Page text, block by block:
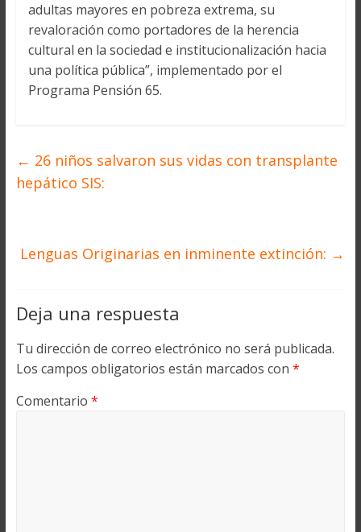
adultas mayores en pobreza extrema, su
revaloración como portadores de la herencia
cultural en la sociedad e institucionalización hacia
una política pública”, implementado por el
Programa Pensión 65.
← 26 niños salvaron sus vidas con transplante
hepático SIS:
Lenguas Originarias en inminente extinción: →
Deja una respuesta
Tu dirección de correo electrónico no será publicada.
Los campos obligatorios están marcados con *
Comentario *